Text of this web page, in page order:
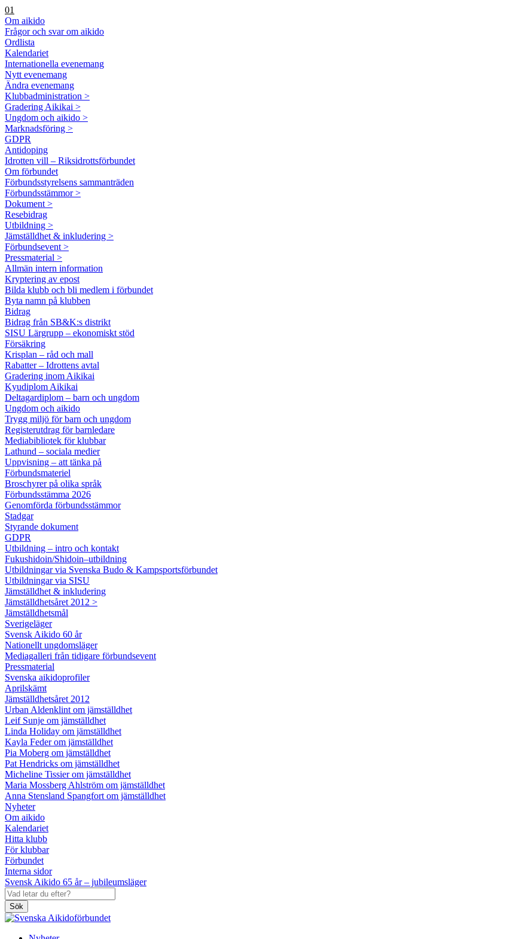
01
Om aikido
Frågor och svar om aikido
Ordlista
Kalendariet
Internationella evenemang
Nytt evenemang
Ändra evenemang
Klubbadministration >
Gradering Aikikai >
Ungdom och aikido >
Marknadsföring >
GDPR
Antidoping
Idrotten vill – Riksidrottsförbundet
Om förbundet
Förbundsstyrelsens sammanträden
Förbundsstämmor >
Dokument >
Resebidrag
Utbildning >
Jämställdhet & inkludering >
Förbundsevent >
Pressmaterial >
Allmän intern information
Kryptering av epost
Bilda klubb och bli medlem i förbundet
Byta namn på klubben
Bidrag
Bidrag från SB&K:s distrikt
SISU Lärgrupp – ekonomiskt stöd
Försäkring
Krisplan – råd och mall
Rabatter – Idrottens avtal
Gradering inom Aikikai
Kyudiplom Aikikai
Deltagardiplom – barn och ungdom
Ungdom och aikido
Trygg miljö för barn och ungdom
Registerutdrag för barnledare
Mediabibliotek för klubbar
Lathund – sociala medier
Uppvisning – att tänka på
Förbundsmateriel
Broschyrer på olika språk
Förbundsstämma 2026
Genomförda förbundsstämmor
Stadgar
Styrande dokument
GDPR
Utbildning – intro och kontakt
Fukushidoin/Shidoin–utbildning
Utbildningar via Svenska Budo & Kampsportsförbundet
Utbildningar via SISU
Jämställdhet & inkludering
Jämställdhetsåret 2012 >
Jämställdhetsmål
Sverigeläger
Svensk Aikido 60 år
Nationellt ungdomsläger
Mediagalleri från tidigare förbundsevent
Pressmaterial
Svenska aikidoprofiler
Aprilskämt
Jämställdhetsåret 2012
Urban Aldenklint om jämställdhet
Leif Sunje om jämställdhet
Linda Holiday om jämställdhet
Kayla Feder om jämställdhet
Pia Moberg om jämställdhet
Pat Hendricks om jämställdhet
Micheline Tissier om jämställdhet
Maria Mossberg Ahlström om jämställdhet
Anna Stensland Spangfort om jämställdhet
Nyheter
Om aikido
Kalendariet
Hitta klubb
För klubbar
Förbundet
Interna sidor
Svensk Aikido 65 år – jubileumsläger
Sök